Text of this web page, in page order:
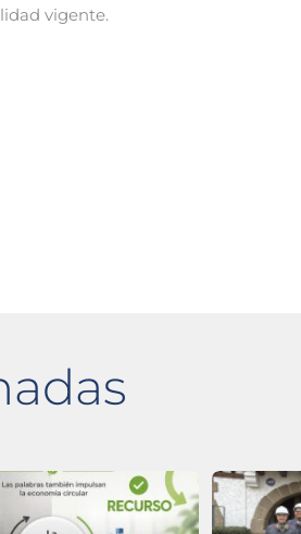
vigente.